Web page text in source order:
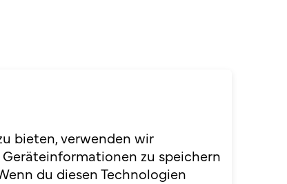
Systems
nächsten
Schaltkreisblöcke
und RF-Transceiver,
ist die
bieten, verwenden wir
zu speichern
du diesen Technologien